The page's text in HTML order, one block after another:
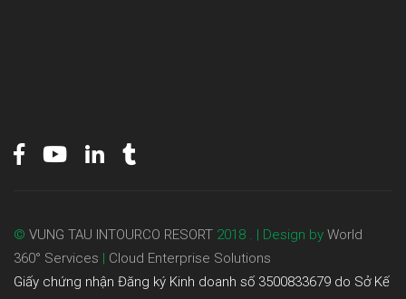
© VUNG TAU INTOURCO RESORT 2018 . | Design by World
360° Services | Cloud Enterprise Solutions
Giấy chứng nhận Đăng ký Kinh doanh số 3500833679 do Sở Kế